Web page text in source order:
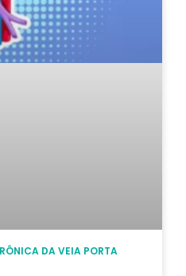
DA VEIA PORTA